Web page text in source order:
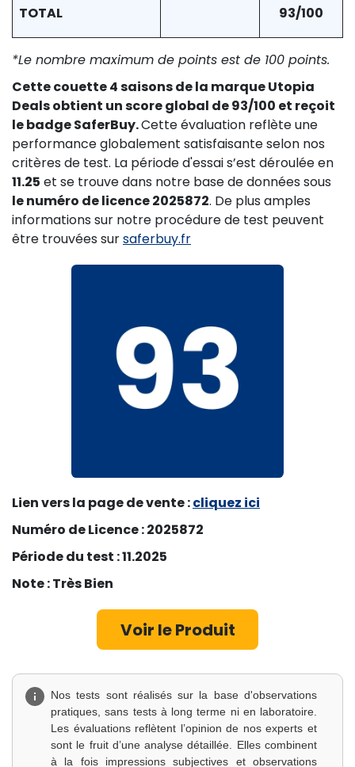
TOTAL 93/100
*Le nombre maximum de points est de 100 points.
Cette couette 4 saisons de la marque Utopia
Deals obtient un score global de 93/100 et reçoit
le badge SaferBuy.Cette évaluation reflète une
performance globalement satisfaisante selon nos
critères de test. La période d'essai s’est déroulée en
11.25 et se trouve dans notre base de données sous
le numéro de licence 2025872. De plus amples
informations sur notre procédure de test peuvent
être trouvées sursaferbuy.fr
Lien vers la page de vente :cliquez ici
Numéro de Licence : 2025872
Période du test : 11.2025
Note : Très Bien
Voir le Produ​​​​it​​
Nos tests sont réalisés sur la base d'observations
pratiques, sans tests à long terme ni en laboratoire.
Les évaluations reflètent l’opinion de nos experts et
sont le fruit d’une analyse détaillée. Elles combinent
à la fois impressions subjectives et observations